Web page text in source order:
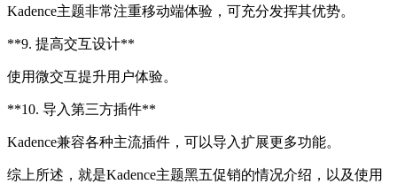
Kadence主题非常注重移动端体验，可充分发挥其优势。
**9. 提高交互设计**
使用微交互提升用户体验。
**10. 导入第三方插件**
Kadence兼容各种主流插件，可以导入扩展更多功能。
综上所述，就是Kadence主题黑五促销的情况介绍，以及使用